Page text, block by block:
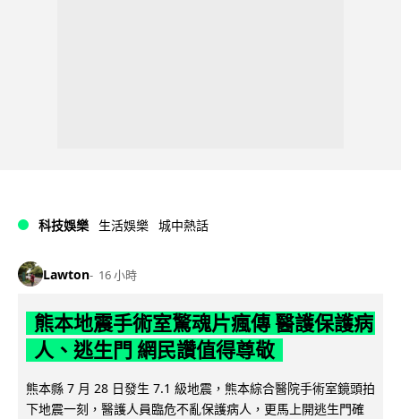
科技娛樂 生活娛樂 城中熱話
Lawton 16 小時
熊本地震手術室驚魂片瘋傳 醫護保護病
人、逃生門 網民讚值得尊敬
熊本縣 7 月 28 日發生 7.1 級地震，熊本綜合醫院手術室鏡頭拍
下地震一刻，醫護人員臨危不亂保護病人，更馬上開逃生門確